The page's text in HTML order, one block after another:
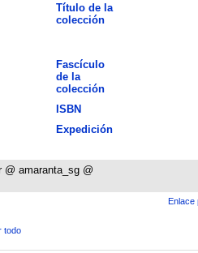
Título de la
colección
Fascículo
de la
colección
ISBN
Expedición
@ amaranta_sg @
Enlace
todo